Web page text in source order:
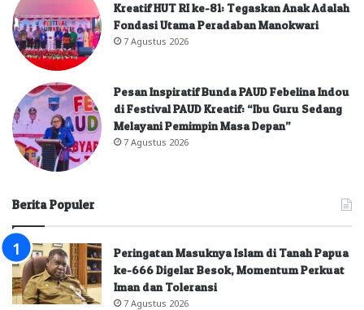
Kreatif HUT RI ke-81: Tegaskan Anak Adalah
Fondasi Utama Peradaban Manokwari
7 Agustus 2026
Pesan Inspiratif Bunda PAUD Febelina Indou
di Festival PAUD Kreatif: “Ibu Guru Sedang
Melayani Pemimpin Masa Depan”
7 Agustus 2026
Berita Populer
Peringatan Masuknya Islam di Tanah Papua
ke-666 Digelar Besok, Momentum Perkuat
Iman dan Toleransi
7 Agustus 2026